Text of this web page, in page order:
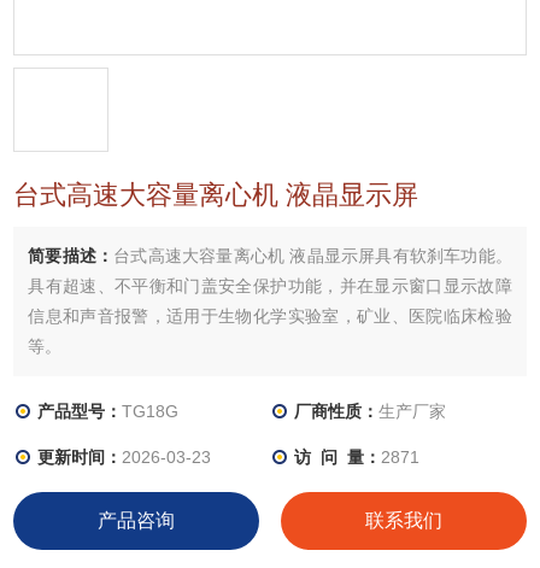
台式高速大容量离心机 液晶显示屏
简要描述： 台式高速大容量离心机 液晶显示屏具有软刹车功能。
具有超速、不平衡和门盖安全保护功能，并在显示窗口显示故障
信息和声音报警，适用于生物化学实验室，矿业、医院临床检验
等。
产品型号：TG18G 厂商性质： 生产厂家
更新时间： 2026-03-23 访 问 量： 2871
产品咨询 联系我们